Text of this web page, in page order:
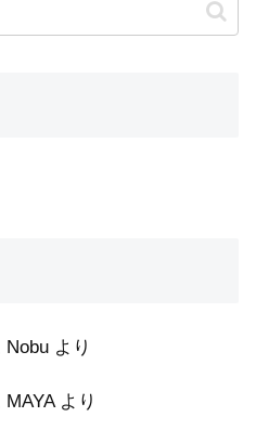
Nobu より
MAYAより